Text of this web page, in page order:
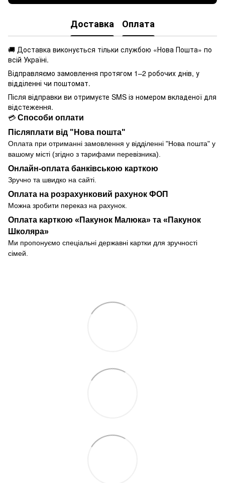
Доставка Оплата
🚚 Доставка виконується тільки службою «Нова Пошта» по
всій Україні.
Відправляємо замовлення протягом 1–2 робочих днів, у
відділенні чи поштомат.
Після відправки ви отримуєте SMS із номером вкладеної для
відстеження.
💳 Способи оплати
Післяплати від "Нова пошта"
Оплата при отриманні замовлення у відділенні "Нова пошта" у
вашому місті (згідно з тарифами перевізника).
Онлайн-оплата банківською карткою
Зручно та швидко на сайті.
Оплата на розрахунковий рахунок ФОП
Можна зробити переказ на рахунок.
Оплата карткою «Пакунок Малюка» та «Пакунок
Школяра»
Ми пропонуємо спеціальні державні картки для зручності
сімей.